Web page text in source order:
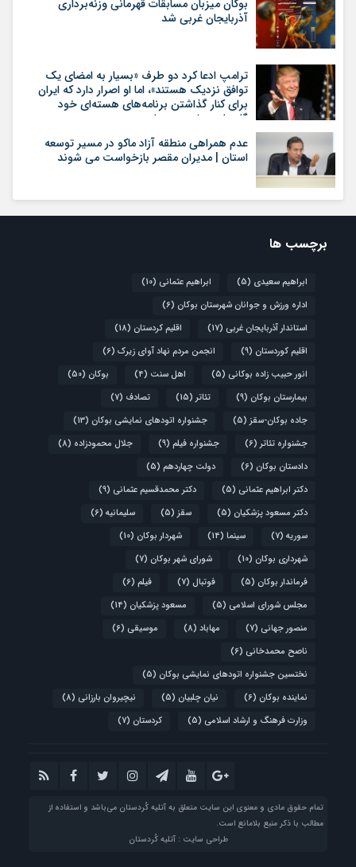
بوکان میزبان مسابقات قهرمانی وزنه‌برداری
آذربایجان غربی شد
ترامپ ادعا کرد دو طرف «بسیار به امضای یک
توافق نزدیک هستند»، اما او اصرار دارد که ایران
برای کنار گذاشتن برنامه‌های هسته‌ای خود
گام‌های بیشتری بردارد
عدم همراهی منطقه آزاد ماکو در مسیر توسعه
استان | مدیران مقصر بازخواست می شوند
برچسب ها
ابراهیم سعیدی (5) ابراهیم عثمانی (10)
اداره ورزش و جوانان شهرستان بوکان (6)
استاندار آذربایجان غربی (17) اقلیم کردستان (18)
اقلیم کوردستان (9) انجمن مردم نهاد آوای زیرک (6)
انور حبیب زاده بوکانی (5) اهل سنت (4) بوکان (50)
بیمارستان بوکان (9) تئاتر (15) تصادف (7)
جاده بوکان-سقز (5) جشنواره اتودهای نمایشی بوکان (13)
جشنواره تئاتر (6) جشنواره فیلم (9) جلال محمودزاده (8)
دادستان بوکان (6) دولت چهاردهم (5)
دکتر ابراهیم عثمانی (5) دکتر محمدقسیم عثمانی (9)
دکتر مسعود پزشکیان (5) سقز (5) سلیمانیه (6)
سوریه (7) سینما (14) شهردار بوکان (10)
شهرداری بوکان (10) شورای شهر بوکان (7)
فرماندار بوکان (5) فوتبال (7) فیلم (6)
مجلس شورای اسلامی (5) مسعود پزشکیان (14)
منصور جهانی (7) مهاباد (8) موسیقی (6)
ناصح محمدخانی (6)
نختسین جشنواره اتودهای نمایشی بوکان (5)
نماینده بوکان (6) نیان چلبیان (5) نیچیروان بارزانی (8)
وزارت فرهنگ و ارشاد اسلامی (5) کردستان (7)
تمام حقوق مادی و معنوی این سایت متعلق به آتلیه‌ کُردستان می‌باشد و استفاده از
مطالب با ذکر منبع بلامانع است.
طراحی سایت : آتلیه کُردستان